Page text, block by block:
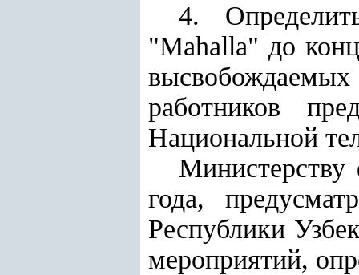
4.
"Mahalla" до
высвобождаемых
работников
Национальной
Министерству
года,
Республики
мероприятий,